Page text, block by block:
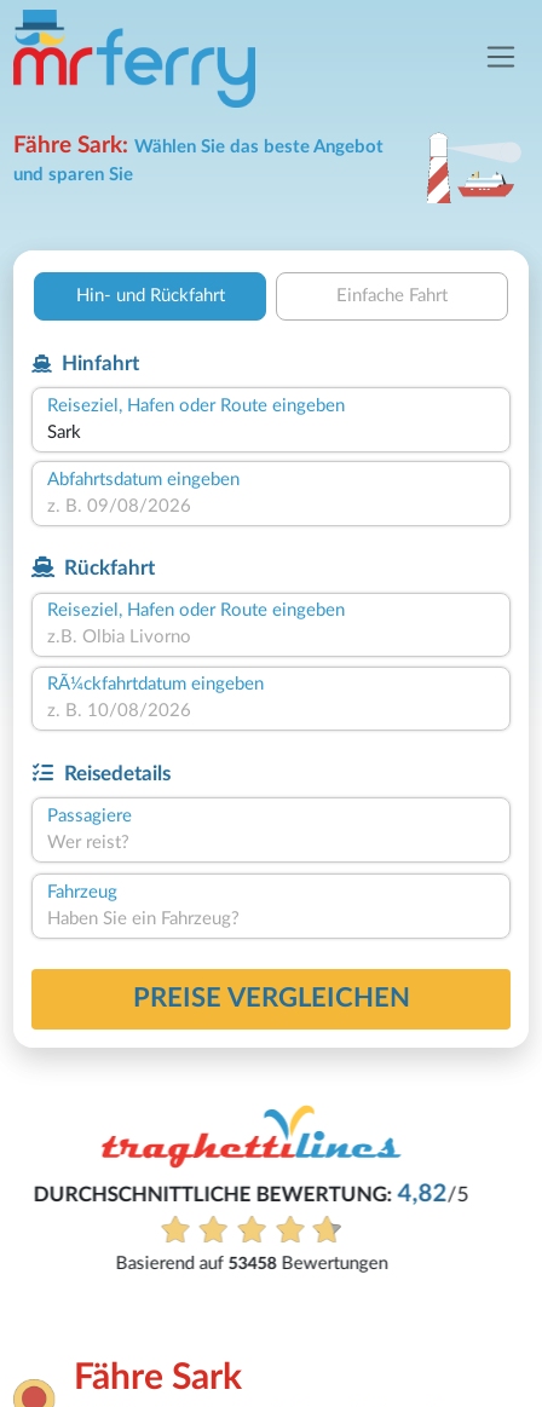
Fähre Sark:Wählen Sie das beste Angebot
und sparen Sie
Hin- und Rückfahrt Einfache Fahrt
Hinfahrt
Reiseziel, Hafen oder Route eingeben
Abfahrtsdatum eingeben
Rückfahrt
Reiseziel, Hafen oder Route eingeben
RÃ¼ckfahrtdatum eingeben
Reisedetails
Passagiere
Wer reist?
Fahrzeug
Haben Sie ein Fahrzeug?
PREISE VERGLEICHEN
René
Eifach und problemlos.
Alle Bewertungen anzeigen
Fähre Sark